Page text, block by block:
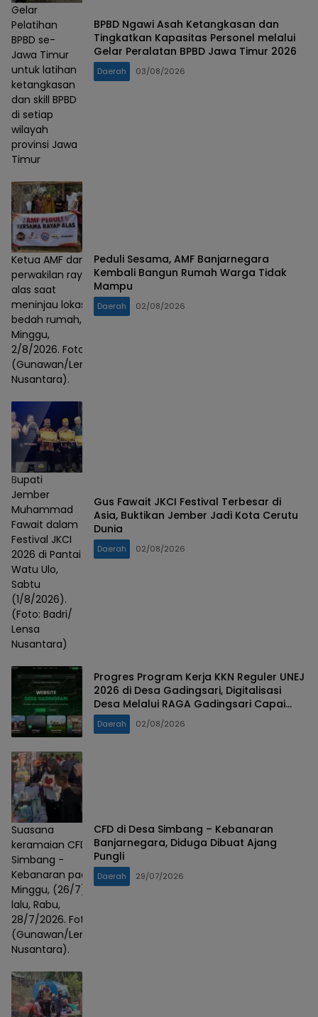
Gelar
Pelatihan
BPBD se-
Jawa Timur
untuk latihan
ketangkasan
dan skill BPBD
di setiap
wilayah
provinsi Jawa
Timur
BPBD Ngawi Asah Ketangkasan dan
Tingkatkan Kapasitas Personel melalui
Gelar Peralatan BPBD Jawa Timur 2026
Daerah 03/08/2026
Ketua AMF dan
perwakilan rayap
alas saat
meninjau lokasi
bedah rumah,
Minggu,
2/8/2026. Foto :
(Gunawan/Lensa
Nusantara).
Peduli Sesama, AMF Banjarnegara
Kembali Bangun Rumah Warga Tidak
Mampu
Daerah 02/08/2026
Bupati
Jember
Muhammad
Fawait dalam
Festival JKCI
2026 di Pantai
Watu Ulo,
Sabtu
(1/8/2026).
(Foto: Badri/
Lensa
Nusantara)
Gus Fawait JKCI Festival Terbesar di
Asia, Buktikan Jember Jadi Kota Cerutu
Dunia
Daerah 02/08/2026
Progres Program Kerja KKN Reguler UNEJ
2026 di Desa Gadingsari, Digitalisasi
Desa Melalui RAGA Gadingsari Capai
98% Penyelesaian
Daerah 02/08/2026
Suasana
keramaian CFD
Simbang -
Kebanaran pada
Minggu, (26/7)
lalu, Rabu,
28/7/2026. Foto :
(Gunawan/Lensa
Nusantara).
CFD di Desa Simbang – Kebanaran
Banjarnegara, Diduga Dibuat Ajang
Pungli
Daerah 29/07/2026